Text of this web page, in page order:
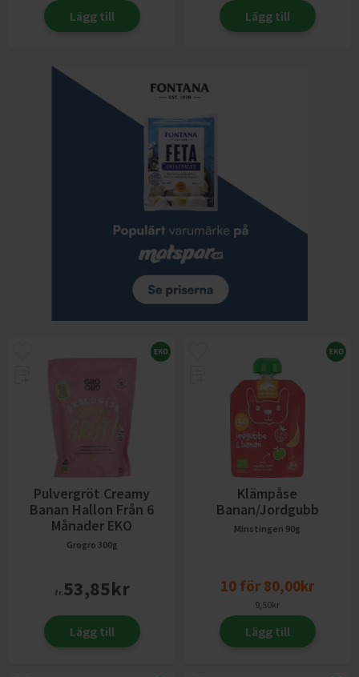
Lägg till Lägg till
Pulvergröt Creamy
Banan Hallon Från 6
Månader EKO
Grogro 300g
fr.53,85kr
Lägg till
Klämpåse
Banan/Jordgubb
Minstingen 90g
10 för 80,00kr
9,50kr
Lägg till